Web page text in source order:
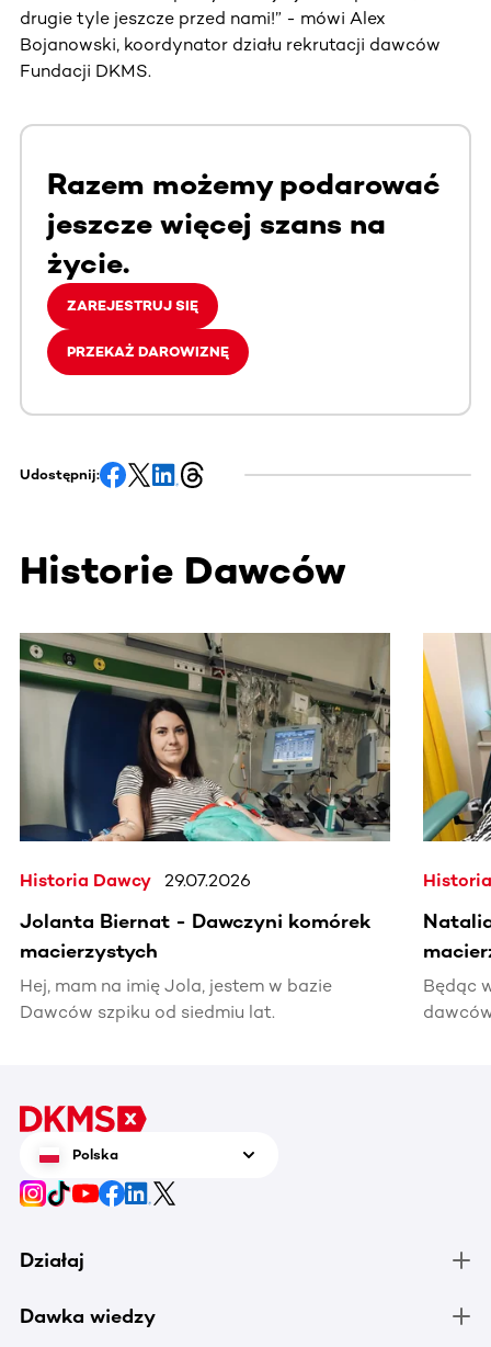
drugie tyle jeszcze przed nami!” - mówi Alex
Bojanowski, koordynator działu rekrutacji dawców
Fundacji DKMS.
Razem możemy podarować
jeszcze więcej szans na
życie.
ZAREJESTRUJ SIĘ
PRZEKAŻ DAROWIZNĘ
Udostępnij:
Historie Dawców
Ta sekcja zawiera treści przewijane w poziomie. Użyj
Historia Dawcy 29.07.2026
Jolanta Biernat - Dawczyni komórek
macierzystych
Hej, mam na imię Jola, jestem w bazie
Dawców szpiku od siedmiu lat.
Będąc
Polska
Działaj
Dawka wiedzy